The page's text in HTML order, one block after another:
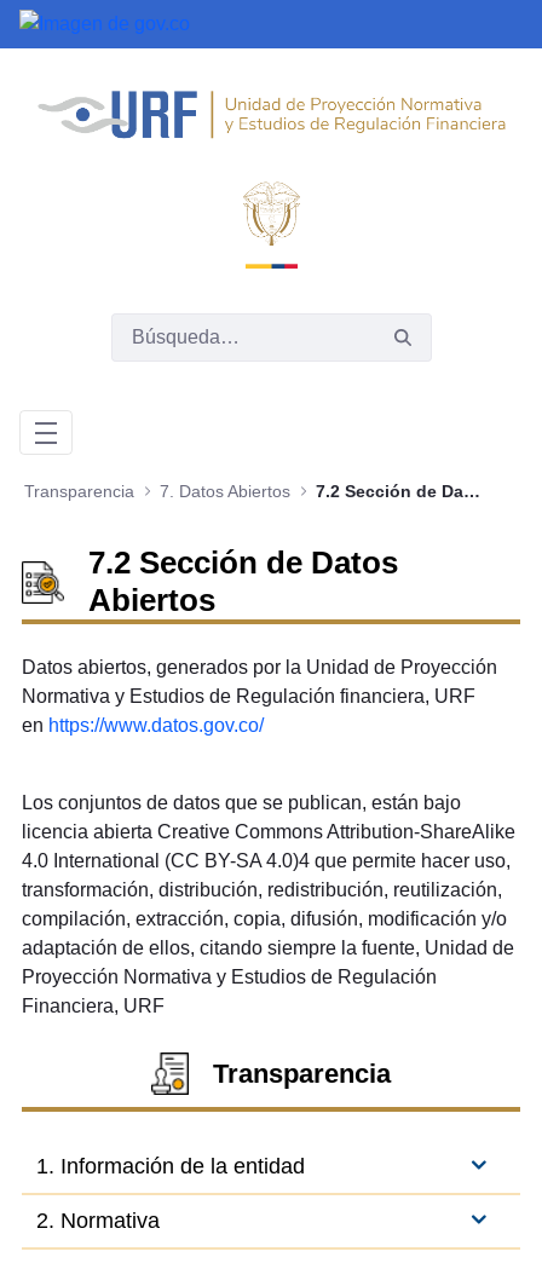
Saltar al contenido principal
Transparencia 7. Datos Abiertos 7.2 Sección de Datos Abiertos
7.2 Sección de Datos
Abiertos
Datos abiertos, generados por la Unidad de Proyección
Normativa y Estudios de Regulación financiera, URF
en https://www.datos.gov.co/
Los conjuntos de datos que se publican, están bajo
licencia abierta Creative Commons Attribution-ShareAlike
4.0 International (CC BY-SA 4.0)4 que permite hacer uso,
transformación, distribución, redistribución, reutilización,
compilación, extracción, copia, difusión, modificación y/o
adaptación de ellos, citando siempre la fuente, Unidad de
Proyección Normativa y Estudios de Regulación
Financiera, URF
Transparencia
1. Información de la entidad
2. Normativa